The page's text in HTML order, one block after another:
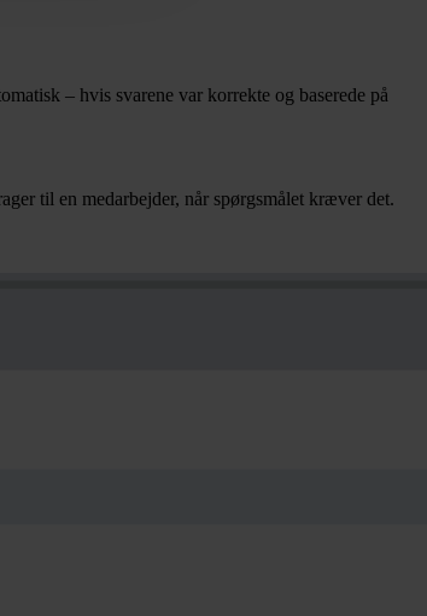
– hvis svarene var korrekte og baserede på
til en medarbejder, når spørgsmålet kræver det.